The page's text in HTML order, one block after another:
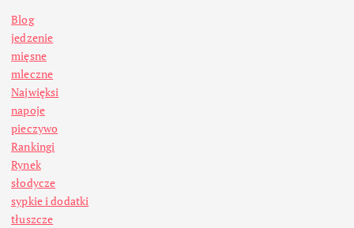
Blog
jedzenie
mięsne
mleczne
Najwięksi
napoje
pieczywo
Rankingi
Rynek
słodycze
sypkie i dodatki
tłuszcze